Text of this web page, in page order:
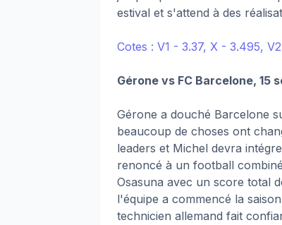
estival et s'attend à des
Cotes : V1 - 3.37, X - 3.495,
Gérone vs FC Barcelone, 15
Gérone a douché Barcelone
beaucoup de choses ont
leaders et Michel devra
renoncé à un football
Osasuna avec un score total
l'équipe a commencé la
technicien allemand fait